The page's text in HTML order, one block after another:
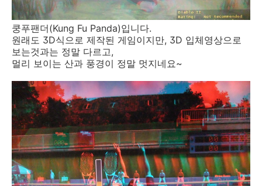
쿵푸팬더(Kung Fu Panda)입니다.
원래도 3D식으로 제작된 게임이지만, 3D 입체영상으로
보는것과는 정말 다르고,
멀리 보이는 산과 풍경이 정말 멋지네요~